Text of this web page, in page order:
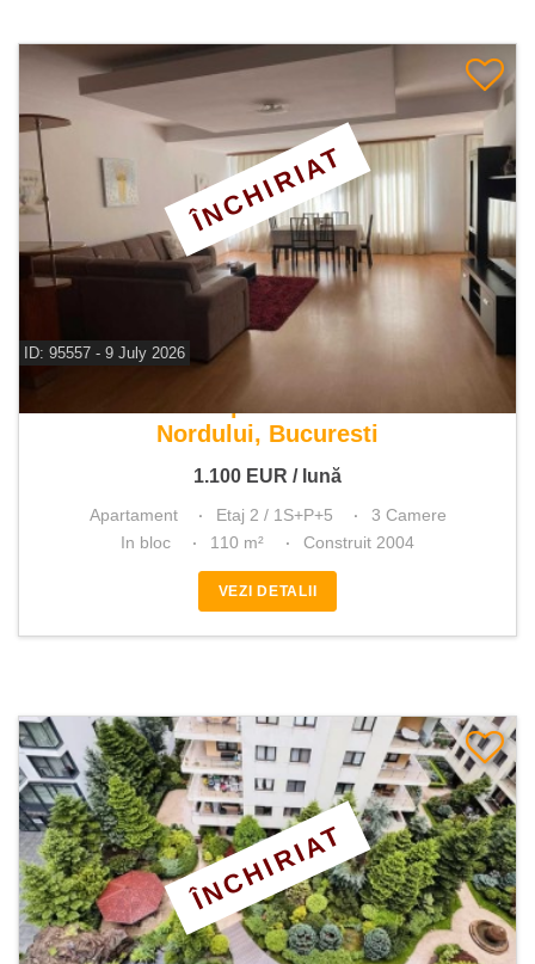
ID: 95557 - 9 July 2026
Nordului, Bucuresti
1.100 EUR / lună
ÎNCHIRIAT
Apartament Etaj 2 / 1S+P+5
3 Camere
In bloc
110 m² Construit 2004
VEZI DETALII
ÎNCHIRIAT